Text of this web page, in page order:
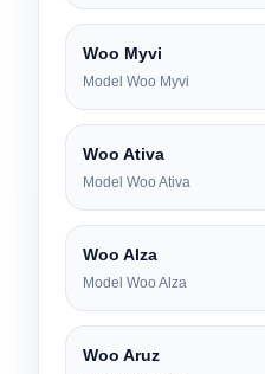
Woo Myvi
Model Woo Myvi
Woo Ativa
Model Woo Ativa
Woo Alza
Model Woo Alza
Woo Aruz